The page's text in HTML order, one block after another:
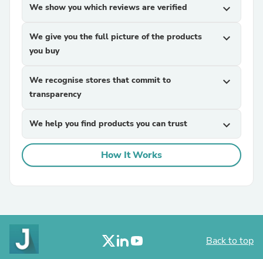
We show you which reviews are verified expand_more
We give you the full picture of the products
you buy
expand_more
We recognise stores that commit to
transparency
expand_more
We help you find products you can trust expand_more
How It Works
Back to top